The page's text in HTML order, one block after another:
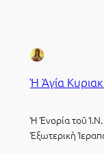
Ἡ Ἁγία
Ἡ Ἐνορία τοῦ
Ἐξωτερικὴ